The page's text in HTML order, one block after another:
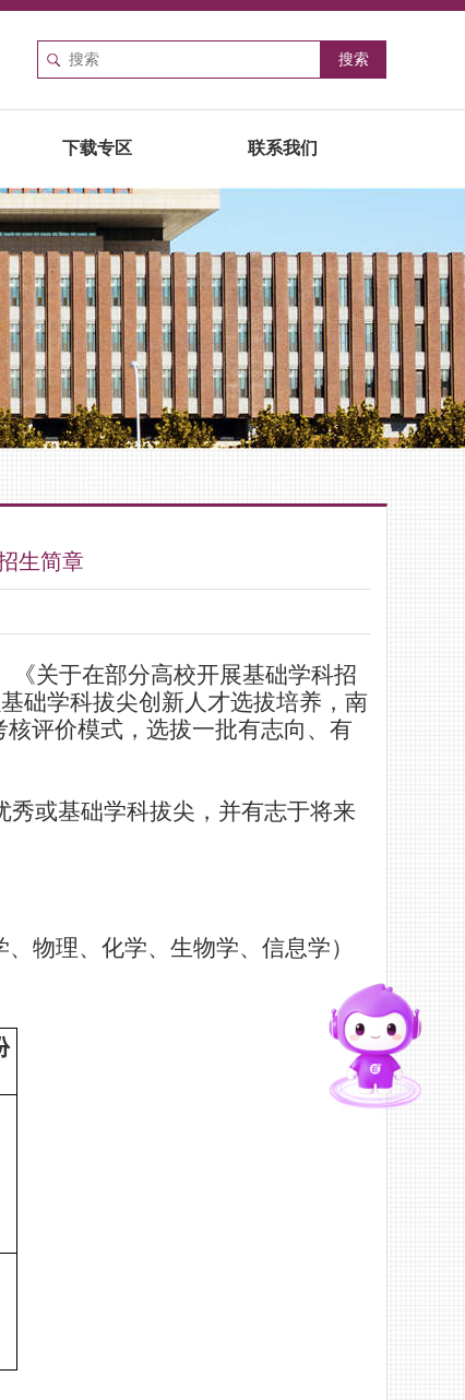
下载专区 联系我们
生简章
《关于在部分高校开展基础学科招
础学科拔尖创新人才选拔培养，南
核评价模式，选拔一批有志向、有
或基础学科拔尖，并有志于将来
物理、化学、生物学、 信息学）